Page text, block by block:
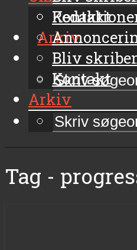
Kontakt
Arkiv
Bliv
Kontakt
Arkiv
Tag -